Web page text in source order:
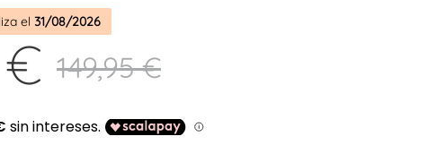
el 31/08/2026
€ 149,95 €